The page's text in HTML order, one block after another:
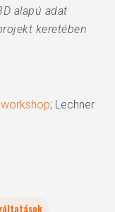
alapú adat
keretében
; Lechner